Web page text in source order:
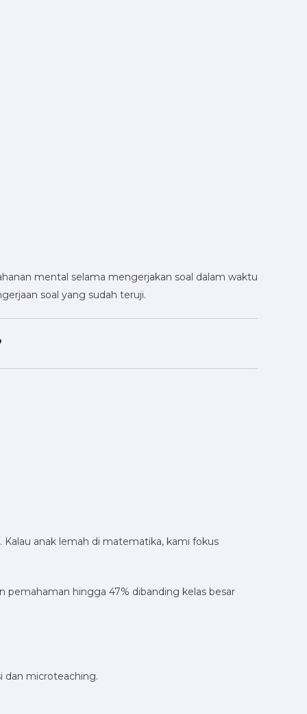
mental selama mengerjakan soal dalam waktu
soal yang sudah teruji.
anak lemah di matematika, kami fokus
pemahaman hingga 47% dibanding kelas besar
dan microteaching.